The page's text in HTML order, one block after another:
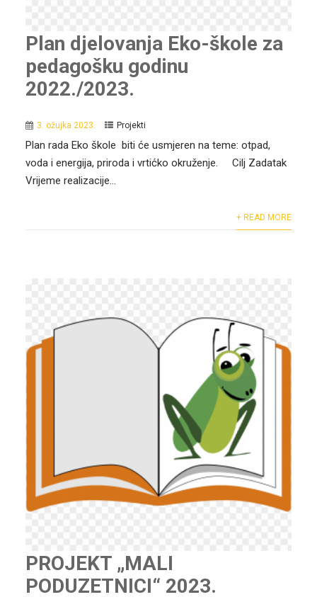
Plan djelovanja Eko-škole za
pedagošku godinu
2022./2023.
3. ožujka 2023. Projekti
Plan rada Eko škole biti će usmjeren na teme: otpad,
voda i energija, priroda i vrtićko okruženje. Cilj Zadatak
Vrijeme realizacije...
+ READ MORE
PROJEKT „MALI
PODUZETNICI“ 2023.